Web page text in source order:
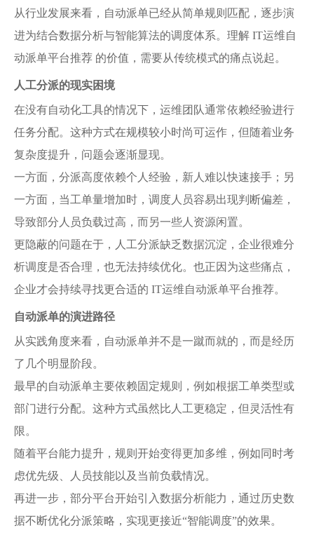
从行业发展来看，自动派单已经从简单规则匹配，逐步演
进为结合数据分析与智能算法的调度体系。理解 IT运维自
动派单平台推荐 的价值，需要从传统模式的痛点说起。
人工分派的现实困境
在没有自动化工具的情况下，运维团队通常依赖经验进行
任务分配。这种方式在规模较小时尚可运作，但随着业务
复杂度提升，问题会逐渐显现。
一方面，分派高度依赖个人经验，新人难以快速接手；另
一方面，当工单量增加时，调度人员容易出现判断偏差，
导致部分人员负载过高，而另一些人资源闲置。
更隐蔽的问题在于，人工分派缺乏数据沉淀，企业很难分
析调度是否合理，也无法持续优化。也正因为这些痛点，
企业才会持续寻找更合适的 IT运维自动派单平台推荐。
自动派单的演进路径
从实践角度来看，自动派单并不是一蹴而就的，而是经历
了几个明显阶段。
最早的自动派单主要依赖固定规则，例如根据工单类型或
部门进行分配。这种方式虽然比人工更稳定，但灵活性有
限。
随着平台能力提升，规则开始变得更加多维，例如同时考
虑优先级、人员技能以及当前负载情况。
再进一步，部分平台开始引入数据分析能力，通过历史数
据不断优化分派策略，实现更接近“智能调度”的效果。